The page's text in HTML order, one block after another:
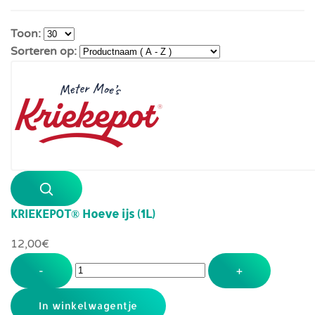
Toon:
Sorteren op:
KRIEKEPOT® Hoeve ijs (1L)
12,00‎€
- +